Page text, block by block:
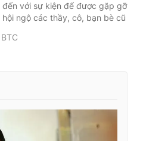
với sự kiện để được gặp gỡ
ngộ các thầy, cô, bạn bè cũ
BTC